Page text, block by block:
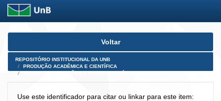
Skip
Voltar
REPOSITÓRIO INSTITUCIONAL DA UNB
PRODUÇÃO ACADÊMICA E CIENTÍFICA
Use este identificador para citar ou linkar para este item: